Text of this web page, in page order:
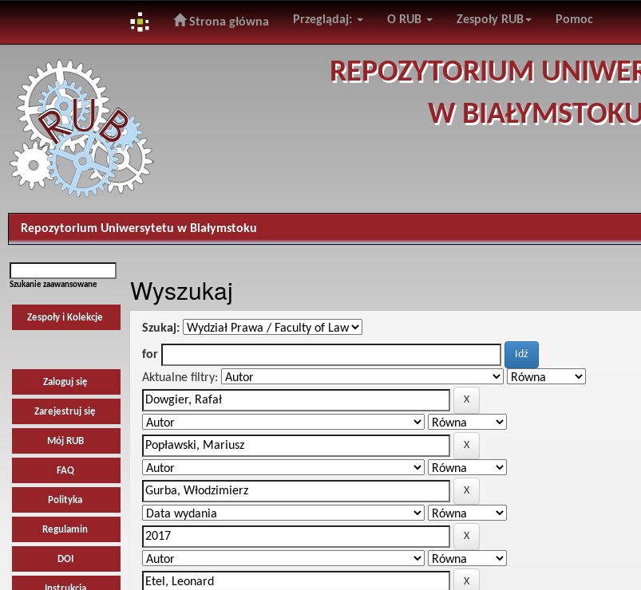
navigation
Strona główna Przeglądaj: O RUB Zespoły RUB Pomoc
REPOZYTORIUM
W
Repozytorium Uniwersytetu w Białymstoku
Szukanie zaawansowane
Zespoły i Kolekcje
Zaloguj się
Zarejestruj się
Mój RUB
FAQ
Polityka
Regulamin
DOI
Wyszukaj
Szukaj:
for
Aktualne filtry: